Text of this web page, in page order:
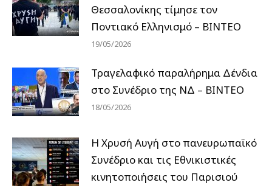
Θεσσαλονίκης τίμησε τον
Ποντιακό Ελληνισμό – ΒΙΝΤΕΟ
19/05/2026
Τραγελαφικό παραλήρημα Δένδια
στο Συνέδριο της ΝΔ – ΒΙΝΤΕΟ
18/05/2026
Η Χρυσή Αυγή στο πανευρωπαϊκό
Συνέδριο και τις Εθνικιστικές
κινητοποιήσεις του Παρισιού